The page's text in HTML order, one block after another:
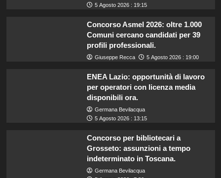
5 Agosto 2026 : 19:15
Concorso Asmel 2026: oltre 1.000
Comuni cercano candidati per 39
profili professionali.
Giuseppe Recca 5 Agosto 2026 : 19:00
ENEA Lazio: opportunità di lavoro
per operatori con licenza media
disponibili ora.
Germana Bevilacqua
5 Agosto 2026 : 13:15
Concorso per bibliotecari a
Grosseto: assunzioni a tempo
indeterminato in Toscana.
Germana Bevilacqua